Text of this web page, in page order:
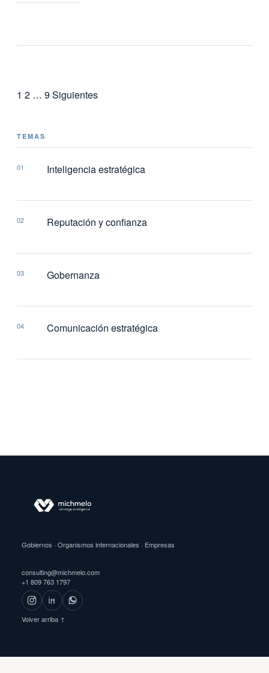
Paginación
entradas
1 2 … 9Siguientes
TEMAS
01 Inteligencia estratégica
02 Reputación y confianza
03 Gobernanza
04 Comunicación estratégica
Gobiernos · Organismos internacionales · Empresas
consulting@michmelo.com
+1 809 763 1797
Volver arriba ↑